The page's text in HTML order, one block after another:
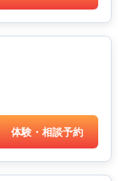
体験・相談予約